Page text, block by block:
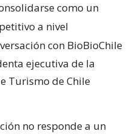
como un
a nivel
con BioBioChile
ejecutiva de la
Turismo de Chile
no responde a un